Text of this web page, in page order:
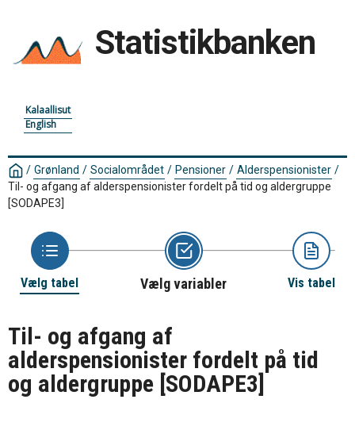
Statistikbanken
Kalaallisut
English
/ Grønland / Socialområdet / Pensioner / Alderspensionister /
Til- og afgang af alderspensionister fordelt på tid og aldergruppe
[SODAPE3]
Vælg tabel Vælg variabler Vis tabel
Til- og afgang af
alderspensionister fordelt på tid
og aldergruppe [SODAPE3]